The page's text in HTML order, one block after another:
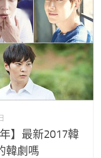
】最新2017韓
韓劇嗎